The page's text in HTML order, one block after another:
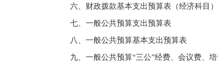
六、财政拨款基本支出预算表（经济科目）
七、一般公共预算支出预算表
八、一般公共预算基本支出预算表
九、一般公共预算“三公”经费、会议费、